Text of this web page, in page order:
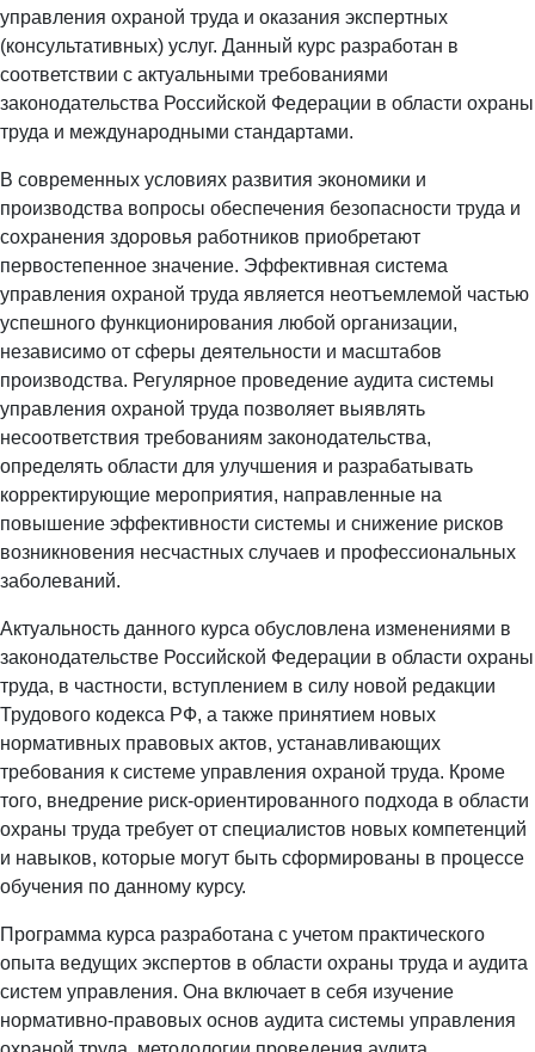
управления охраной труда и оказания экспертных
(консультативных) услуг. Данный курс разработан в
соответствии с актуальными требованиями
законодательства Российской Федерации в области охраны
труда и международными стандартами.
В современных условиях развития экономики и
производства вопросы обеспечения безопасности труда и
сохранения здоровья работников приобретают
первостепенное значение. Эффективная система
управления охраной труда является неотъемлемой частью
успешного функционирования любой организации,
независимо от сферы деятельности и масштабов
производства. Регулярное проведение аудита системы
управления охраной труда позволяет выявлять
несоответствия требованиям законодательства,
определять области для улучшения и разрабатывать
корректирующие мероприятия, направленные на
повышение эффективности системы и снижение рисков
возникновения несчастных случаев и профессиональных
заболеваний.
Актуальность данного курса обусловлена изменениями в
законодательстве Российской Федерации в области охраны
труда, в частности, вступлением в силу новой редакции
Трудового кодекса РФ, а также принятием новых
нормативных правовых актов, устанавливающих
требования к системе управления охраной труда. Кроме
того, внедрение риск-ориентированного подхода в области
охраны труда требует от специалистов новых компетенций
и навыков, которые могут быть сформированы в процессе
обучения по данному курсу.
Программа курса разработана с учетом практического
опыта ведущих экспертов в области охраны труда и аудита
систем управления. Она включает в себя изучение
нормативно-правовых основ аудита системы управления